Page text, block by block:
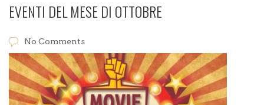
EVENTI DEL MESE DI OTTOBRE
No Comments